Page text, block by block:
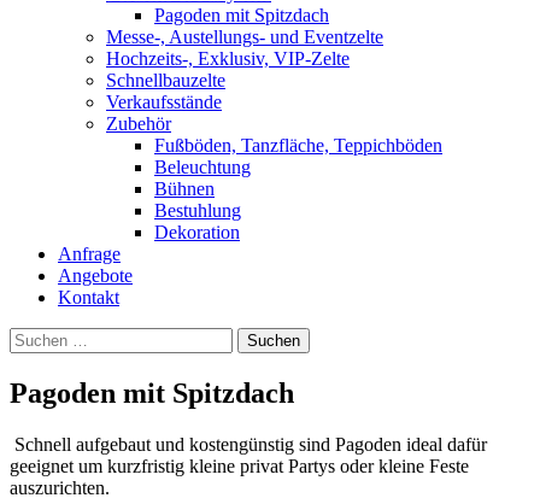
Pagoden mit Spitzdach
Messe-, Austellungs- und Eventzelte
Hochzeits-, Exklusiv, VIP-Zelte
Schnellbauzelte
Verkaufsstände
Zubehör
Fußböden, Tanzfläche, Teppichböden
Beleuchtung
Bühnen
Bestuhlung
Dekoration
Anfrage
Angebote
Kontakt
Suchen
nach:
Pagoden mit Spitzdach
Schnell aufgebaut und kostengünstig sind Pagoden ideal dafür
geeignet um kurzfristig kleine privat Partys oder kleine Feste
auszurichten.